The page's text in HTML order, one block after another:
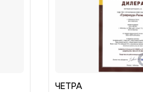
ЧЕТРА